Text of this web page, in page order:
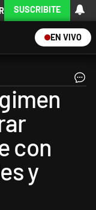
SUSCRIBITE
EN VIVO
con
y